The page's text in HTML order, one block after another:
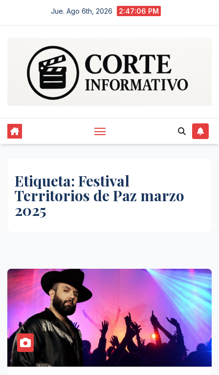
Jue. Ago 6th, 2026 2:47:07 PM
Etiqueta: Festival
Territorios de Paz marzo
2025